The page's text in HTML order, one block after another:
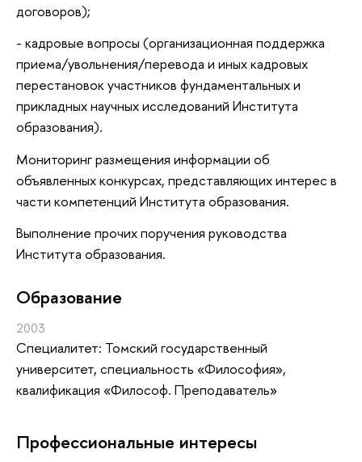
договоров);
- кадровые вопросы (организационная поддержка
приема/увольнения/перевода и иных кадровых
перестановок участников фундаментальных и
прикладных научных исследований Института
образования).
Мониторинг размещения информации об
объявленных конкурсах, представляющих интерес в
части компетенций Института образования.
Выполнение прочих поручения руководства
Института образования.
Oбразование
2003
Специалитет: Томский государственный
университет, специальность «Философия»,
квалификация «Философ. Преподаватель»
Профессиональные интересы